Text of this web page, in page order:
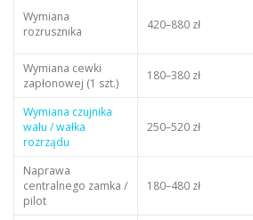
Wymiana
rozrusznika
420–880 zł
Wymiana cewki
zapłonowej (1 szt.)
180–380 zł
Wymiana czujnika
wału / wałka
rozrządu
250–520 zł
Naprawa
centralnego zamka /
pilot
180–480 zł